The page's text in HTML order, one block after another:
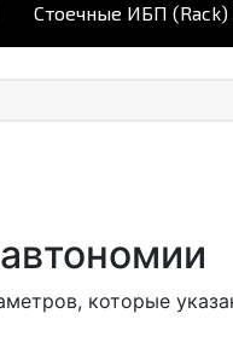
Стоечные ИБП (Rack)
которые